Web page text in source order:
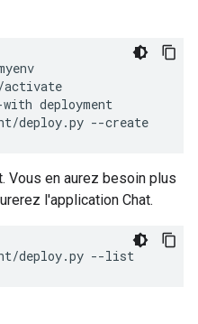
activate
deployment
deploy.py --create
Vous en aurez besoin plus
l'application Chat.
deploy.py --list